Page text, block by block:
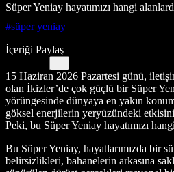
Süper Yeniay hayatımızı hangi
#süper yeniay
İçeriği Paylaş
15 Haziran 2026 Pazartesi günü,
olan İkizler’de çok güçlü bir Süper
yörüngesinde dünyaya en yakın
göksel enerjilerin yeryüzündeki etkisini
Peki, bu Süper Yeniay hayatımızı
Bu Süper Yeniay, hayatlarımızda bir
belirsizlikleri, bahanelerin arkasına